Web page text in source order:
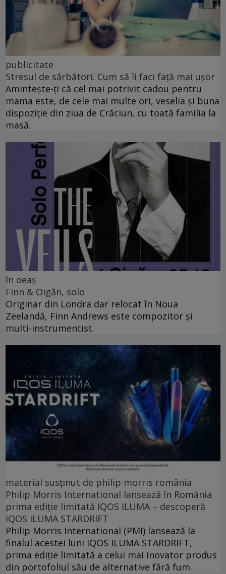
publicitate
Stresul de sărbători. Cum să îi faci față mai ușor
Amintește-ți că cel mai potrivit cadou pentru
mama este, de cele mai multe ori, veselia și buna
dispoziție din ziua de Crăciun, cu toată familia la
masă.
în oeaș
Finn & Oigăn, solo
Originar din Londra dar relocat în Noua
Zeelandă, Finn Andrews este compozitor și
multi-instrumentist.
material susținut de philip morris românia
Philip Morris International lansează în România
prima ediție limitată IQOS ILUMA – descoperă
IQOS ILUMA STARDRIFT
Philip Morris International (PMI) lansează la
finalul acestei luni IQOS ILUMA STARDRIFT,
prima ediție limitată a celui mai inovator produs
din portofoliul său de alternative fără fum.